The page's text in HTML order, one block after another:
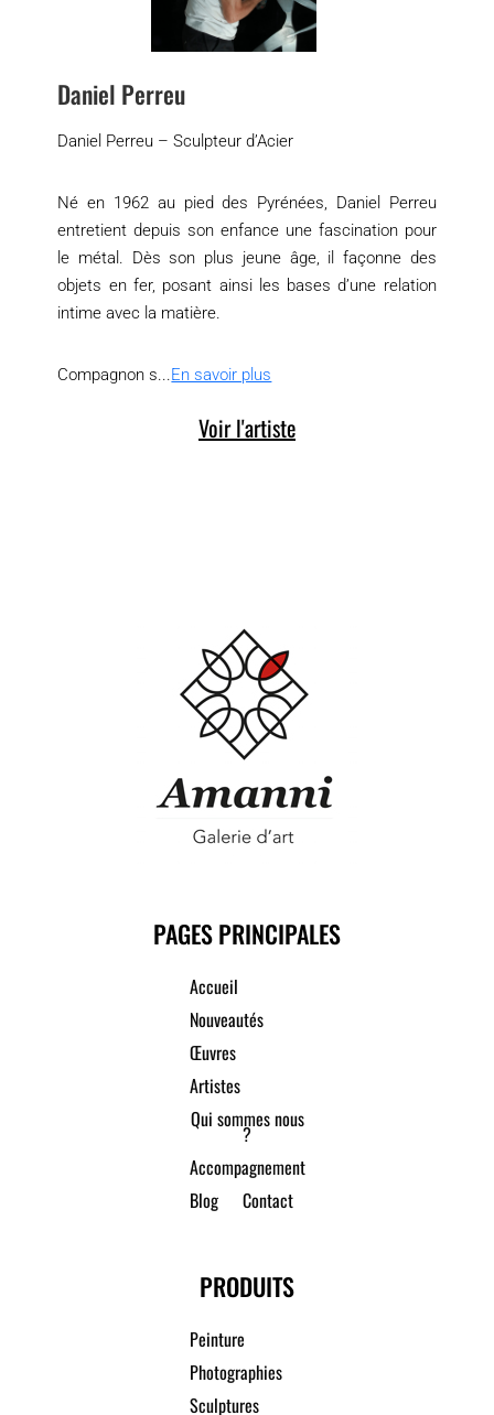
Daniel Perreu
Daniel Perreu – Sculpteur d’Acier
Né en 1962 au pied des Pyrénées, Daniel Perreu
entretient depuis son enfance une fascination pour
le métal. Dès son plus jeune âge, il façonne des
objets en fer, posant ainsi les bases d’une relation
intime avec la matière.
Compagnon s...En savoir plus
Voir l'artiste
PAGES PRINCIPALES
Accueil
Nouveautés
Œuvres
Artistes
Qui sommes nous
?
Accompagnement
Blog
Contact
PRODUITS
Peinture
Photographies
Sculptures